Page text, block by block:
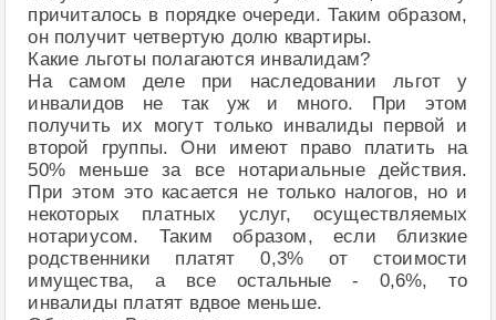
причиталось в порядке очереди. Таким образом,
он получит четвертую долю квартиры.
Какие льготы полагаются инвалидам?
На самом деле при наследовании льгот у
инвалидов не так уж и много. При этом
получить их могут только инвалиды первой и
второй группы. Они имеют право платить на
50% меньше за все нотариальные действия.
При этом это касается не только налогов, но и
некоторых платных услуг, осуществляемых
нотариусом. Таким образом, если близкие
родственники платят 0,3% от стоимости
имущества, а все остальные - 0,6%, то
инвалиды платят вдвое меньше.